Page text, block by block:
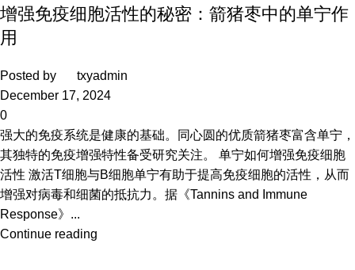
增强免疫细胞活性的秘密：箭猪枣中的单宁作
用
Posted by
txyadmin
December 17, 2024
0
强大的免疫系统是健康的基础。同心圆的优质箭猪枣富含单宁，
其独特的免疫增强特性备受研究关注。 单宁如何增强免疫细胞
活性 激活T细胞与B细胞单宁有助于提高免疫细胞的活性，从而
增强对病毒和细菌的抵抗力。据《Tannins and Immune
Response》...
Continue reading